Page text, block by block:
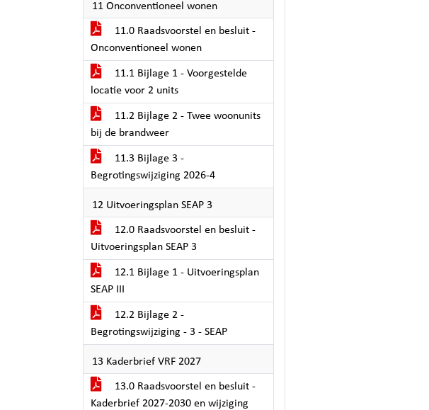
11 Onconventioneel wonen
11.0 Raadsvoorstel en besluit -
Onconventioneel wonen
11.1 Bijlage 1 - Voorgestelde
locatie voor 2 units
11.2 Bijlage 2 - Twee woonunits
bij de brandweer
11.3 Bijlage 3 -
Begrotingswijziging 2026-4
12 Uitvoeringsplan SEAP 3
12.0 Raadsvoorstel en besluit -
Uitvoeringsplan SEAP 3
12.1 Bijlage 1 - Uitvoeringsplan
SEAP III
12.2 Bijlage 2 -
Begrotingswijziging - 3 - SEAP
13 Kaderbrief VRF 2027
13.0 Raadsvoorstel en besluit -
Kaderbrief 2027-2030 en wijziging